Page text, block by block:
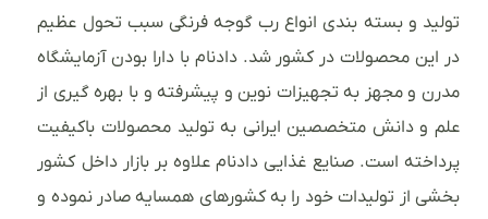
تولید و بسته بندی انواع رب گوجه فرنگی سبب تحول عظیم
در این محصولات در کشور شد. دادنام با دارا بودن آزمایشگاه
مدرن و مجهز به تجهیزات نوین و پیشرفته و با بهره گیری از
علم و دانش متخصصین ایرانی به تولید محصولات باکیفیت
پرداخته است. صنایع غذایی دادنام علاوه بر بازار داخل کشور
بخشی از تولیدات خود را به کشورهای همسایه صادر نموده و